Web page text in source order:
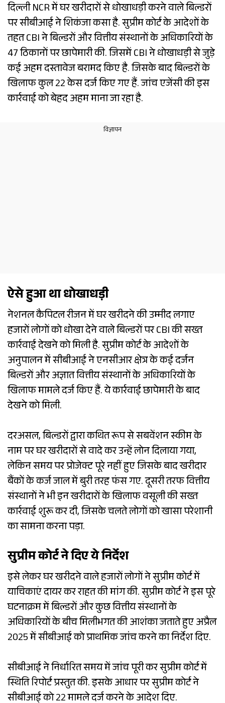
दिल्ली NCR में घर खरीदारों से धोखाधड़ी करने वाले बिल्डरों
पर सीबीआई ने शिकंजा कसा है. सुप्रीम कोर्ट के आदेशों के
तहत CBI ने बिल्डरों और वित्तीय संस्थानों के अधिकारियों के
47 ठिकानों पर छापेमारी की. जिसमें CBI ने धोखाधड़ी से जुड़े
कई अहम दस्तावेज बरामद किए है. जिसके बाद बिल्डरों के
खिलाफ कुल 22 केस दर्ज किए गए हैं. जांच एजेंसी की इस
कार्रवाई को बेहद अहम माना जा रहा है.
ऐसे हुआ था धोखाधड़ी
नेशनल कैपिटल रीजन में घर खरीदने की उम्मीद लगाए
हजारों लोगों को धोखा देने वाले बिल्डरों पर CBI की सख्त
कार्रवाई देखने को मिली है. सुप्रीम कोर्ट के आदेशों के
अनुपालन में सीबीआई ने एनसीआर क्षेत्र के कई दर्जन
बिल्डरों और अज्ञात वित्तीय संस्थानों के अधिकारियों के
खिलाफ मामले दर्ज किए हैं. ये कार्रवाई छापेमारी के बाद
देखने को मिली.
दरअसल, बिल्डरों द्वारा कथित रूप से सबवेंशन स्कीम के
नाम पर घर खरीदारों से वादे कर उन्हें लोन दिलाया गया,
लेकिन समय पर प्रोजेक्ट पूरे नहीं हुए जिसके बाद खरीदार
बैंकों के कर्ज जाल में बुरी तरह फंस गए. दूसरी तरफ वित्तीय
संस्थानों ने भी इन खरीदारों के खिलाफ वसूली की सख्त
कार्रवाई शुरू कर दी, जिसके चलते लोगों को खासा परेशानी
का सामना करना पड़ा.
सुप्रीम कोर्ट ने दिए ये निर्देश
इसे लेकर घर खरीदने वाले हजारों लोगों ने सुप्रीम कोर्ट में
याचिकाएं दायर कर राहत की मांग की. सुप्रीम कोर्ट ने इस पूरे
घटनाक्रम में बिल्डरों और कुछ वित्तीय संस्थानों के
अधिकारियों के बीच मिलीभगत की आशंका जताते हुए अप्रैल
2025 में सीबीआई को प्राथमिक जांच करने का निर्देश दिए.
सीबीआई ने निर्धारित समय में जांच पूरी कर सुप्रीम कोर्ट में
स्थिति रिपोर्ट प्रस्तुत की. इसके आधार पर सुप्रीम कोर्ट ने
सीबीआई को 22 मामले दर्ज करने के आदेश दिए.